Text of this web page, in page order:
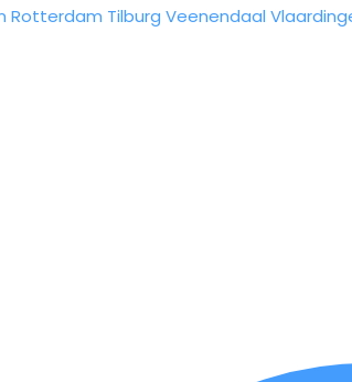
Rotterdam Tilburg Veenendaal